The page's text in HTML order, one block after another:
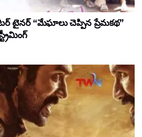
టైనర్ “మేఘాలు చెప్పిన ప్రేమకథ”